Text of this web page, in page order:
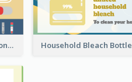
Bar Data About Blood Donation Household Bleach Bottle